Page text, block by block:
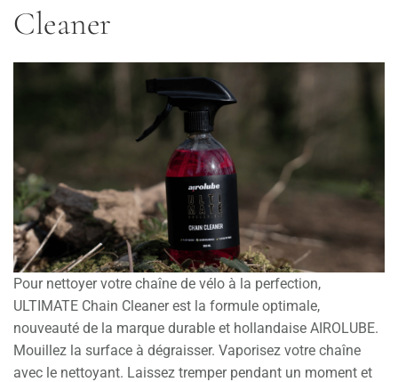
Cleaner
Pour nettoyer votre chaîne de vélo à la perfection,
ULTIMATE Chain Cleaner est la formule optimale,
nouveauté de la marque durable et hollandaise AIROLUBE.
Mouillez la surface à dégraisser. Vaporisez votre chaîne
avec le nettoyant. Laissez tremper pendant un moment et